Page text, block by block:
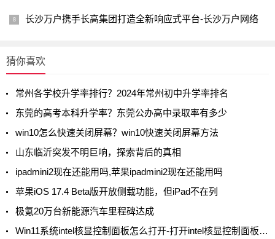
长沙万户携手长高集团打造全新响应式平台-长沙万户网络
猜你喜欢
常州各学校升学率排行？2024年常州初中升学率排名
东莞的高考本科升学率？东莞公办高中录取率有多少
win10怎么快速关闭屏幕？win10快速关闭屏幕方法
山东临沂突发不明巨响，探索背后的真相
ipadmini2现在还能用吗,苹果ipadmini2现在还能用吗
苹果iOS 17.4 Beta版开放侧载功能，但iPad不在列
极氪20万台新能源汽车里程碑达成
Win11系统intel核显控制面板怎么打开-打开intel核显控制面板的方法